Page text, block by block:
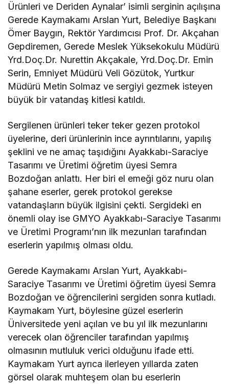
Ürünleri ve Deriden Aynalar’ isimli serginin açılışına
Gerede Kaymakamı Arslan Yurt, Belediye Başkanı
Ömer Baygın, Rektör Yardımcısı Prof. Dr. Akçahan
Gepdiremen, Gerede Meslek Yüksekokulu Müdürü
Yrd.Doç.Dr. Nurettin Akçakale, Yrd.Doç.Dr. Emin
Serin, Emniyet Müdürü Veli Gözütok, Yurtkur
Müdürü Metin Solmaz ve sergiyi gezmek isteyen
büyük bir vatandaş kitlesi katıldı.
Sergilenen ürünleri teker teker gezen protokol
üyelerine, deri ürünlerinin ince ayrıntılarını, yapılış
şeklini ve ne amaç taşıdığını Ayakkabı-Saraciye
Tasarımı ve Üretimi öğretim üyesi Semra
Bozdoğan anlattı. Her biri el emeği göz nuru olan
şahane eserler, gerek protokol gerekse
vatandaşların büyük ilgisini çekti. Sergideki en
önemli olay ise GMYO Ayakkabı-Saraciye Tasarımı
ve Üretimi Programı’nın ilk mezunları tarafından
eserlerin yapılmış olması oldu.
Gerede Kaymakamı Arslan Yurt, Ayakkabı-
Saraciye Tasarımı ve Üretimi öğretim üyesi Semra
Bozdoğan ve öğrencilerini sergiden sonra kutladı.
Kaymakam Yurt, böylesine güzel eserlerin
Üniversitede yeni açılan ve bu yıl ilk mezunlarını
verecek olan öğrenciler tarafından yapılmış
olmasının mutluluk verici olduğunu ifade etti.
Kaymakam Yurt ayrıca ilerleyen yıllarda zaten
görsel olarak muhteşem olan bu eserlerin